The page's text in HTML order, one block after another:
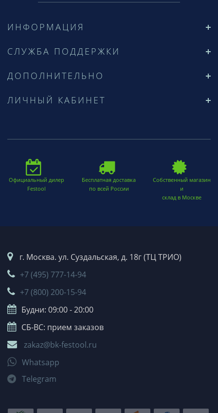
ИНФОРМАЦИЯ
СЛУЖБА ПОДДЕРЖКИ
ДОПОЛНИТЕЛЬНО
ЛИЧНЫЙ КАБИНЕТ
Официальный дилер
Festool
Бесплатная доставка
по всей России
Собственный магазин
и
склад в Москве
г. Москва. ул. Суздальская, д. 18г (ТЦ ТРИО)
+7 (495) 777-14-94
+7 (800) 200-15-94
Будни: 09:00 - 20:00
СБ-ВС: прием заказов
zakaz@bk-festool.ru
Whatsapp
Telegram